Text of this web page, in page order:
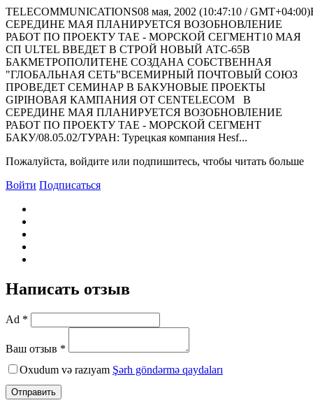
TELECOMMUNICATIONS08 мая, 2002 (10:47:10 /
СЕРЕДИНЕ МАЯ ПЛАНИРУЕТСЯ ВОЗОБНОВЛЕНИЕ
РАБОТ ПО ПРОЕКТУ ТАЕ - МОРСКОЙ СЕГМЕНТ10 МАЯ
СП ULTEL ВВЕДЕТ В СТРОЙ НОВЫЙ АТС-65В
БАКМЕТРОПОЛИТЕНЕ СОЗДАНА СОБСТВЕННАЯ
"ГЛОБАЛЬНАЯ СЕТЬ"ВСЕМИРНЫЙ ПОЧТОВЫЙ СОЮЗ
ПРОВЕДЕТ СЕМИНАР В БАКУНОВЫЕ ПРОЕКТЫ
GIPIНОВАЯ КАМПАНИЯ ОТ CENTELECOM В
СЕРЕДИНЕ МАЯ ПЛАНИРУЕТСЯ ВОЗОБНОВЛЕНИЕ
РАБОТ ПО ПРОЕКТУ ТАЕ - МОРСКОЙ СЕГМЕНТ
БАКУ/08.05.02/ТУРАН: Турецкая компания Hesf...
Пожалуйста, войдите или подпишитесь, чтобы читать больше
Войти Подписаться
Написать отзыв
Ad *
Ваш отзыв *
Oxudum və razıyam Şərh göndərmə qaydaları
Отправить